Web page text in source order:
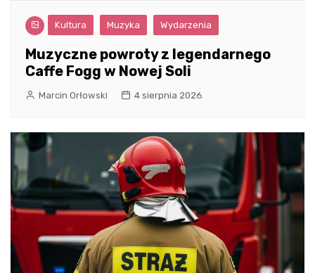
Kultura Muzyka Wydarzenia
Muzyczne powroty z legendarnego
Caffe Fogg w Nowej Soli
Marcin Orłowski 4 sierpnia 2026